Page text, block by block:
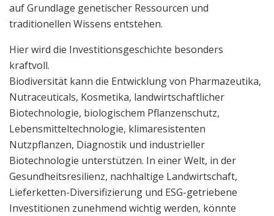
auf Grundlage genetischer Ressourcen und
traditionellen Wissens entstehen.
Hier wird die Investitionsgeschichte besonders
kraftvoll.
Biodiversität kann die Entwicklung von Pharmazeutika,
Nutraceuticals, Kosmetika, landwirtschaftlicher
Biotechnologie, biologischem Pflanzenschutz,
Lebensmitteltechnologie, klimaresistenten
Nutzpflanzen, Diagnostik und industrieller
Biotechnologie unterstützen. In einer Welt, in der
Gesundheitsresilienz, nachhaltige Landwirtschaft,
Lieferketten-Diversifizierung und ESG-getriebene
Investitionen zunehmend wichtig werden, könnte